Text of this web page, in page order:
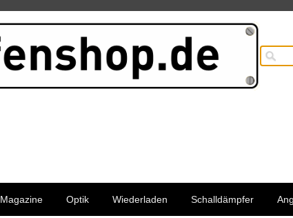
Magazine Optik Wiederladen Schalldämpfer